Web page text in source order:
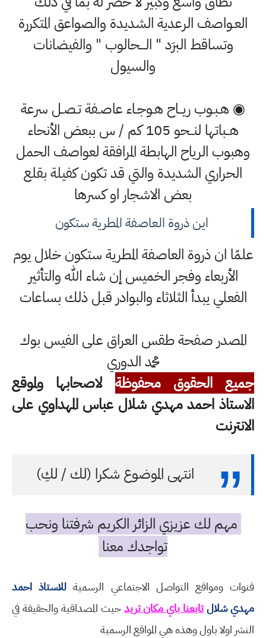
العـواصف الرعدية الشديدة والصواعق المتكررة
وتساقط البرَد " الـــحالوب " والفيضانات
والسيول
◉ هـبـوب ريــاح هـوجـاء عاصـفة تـصـل سرعة
هــباتها لنــحو 105 كم / س ببعض الأنحاء
وهبوب الرياح الهابطة المرافقة لعواصف الحمل
الحراري الشديدة والتي قد تكون كفيلة بقلع
بعض الاشجار او كسرها
اين ذروة العاصفة المطرية ستكون
علمًا ان ذروة العاصفة المطرية ستكون خلال يوم
الأربعاء وفجر الخميس إن شاء الله والتأثير
الفعلي يبدأ الثلاثاء والبوادر قبل ذلك بساعات
المصدر صفحة طقس العراق على الفيس بوك
محمد الدوري
جميع الحقوق محفوظة لاصحابها ولموقع
الاستاذ احمد مهدي شلال عباس المهداوي على
الانترنت
انتهى الموضوع شكرا (لك / لكِ)
مهم لك عزيزي الزائر الكريم شرفتنا ونحب
تواجدك معنا
قنوات ومواقع التواصل الاجتماعي الرسمية للاستاذ احمد
مهدي شلالتابعنا باي مكان تريدحيث المصداقية والحقيقة في
النشر اولا باول وهذه هي المواقع الرسمية